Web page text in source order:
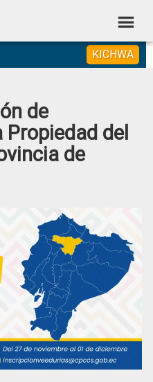
KICHWA
de
Propiedad del
de